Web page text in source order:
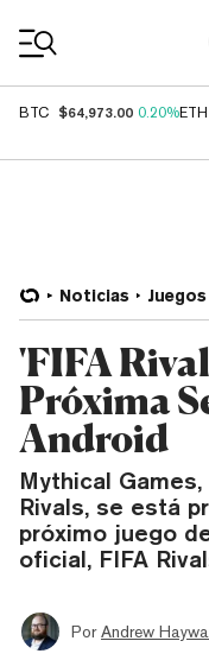
BTC $64,973.00 0.20%ETH
Noticias Juegos
'FIFA
Próxima
Android
Mythical
Rivals, se está
próximo juego
oficial, FIFA
Por Andrew